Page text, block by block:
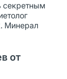
секретным
Минерал
от